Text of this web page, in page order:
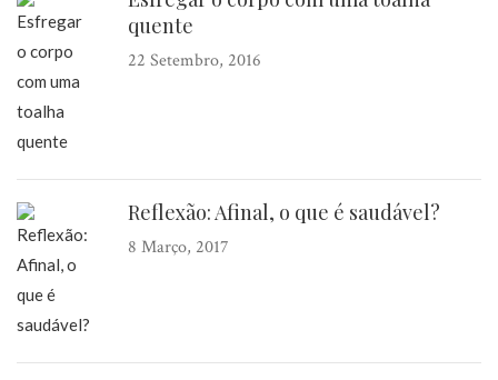
quente
22 Setembro, 2016
Reflexão: Afinal, o que é saudável?
8 Março, 2017